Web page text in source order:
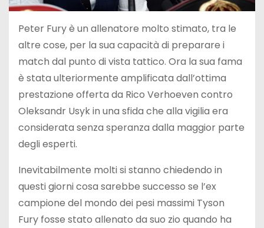
Peter Fury è un allenatore molto stimato, tra le
altre cose, per la sua capacità di preparare i
match dal punto di vista tattico. Ora la sua fama
è stata ulteriormente amplificata dall’ottima
prestazione offerta da Rico Verhoeven contro
Oleksandr Usyk in una sfida che alla vigilia era
considerata senza speranza dalla maggior parte
degli esperti.
Inevitabilmente molti si stanno chiedendo in
questi giorni cosa sarebbe successo se l’ex
campione del mondo dei pesi massimi Tyson
Fury fosse stato allenato da suo zio quando ha